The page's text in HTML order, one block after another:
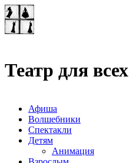
Театр для всех
Афиша
Волшебники
Спектакли
Детям
Анимация